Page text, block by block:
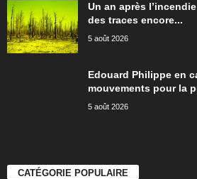
Un an après
des traces encore...
5 août 2026
Edouard Philippe en
mouvements pour la
5 août 2026
CATÉGORIE POPULAIRE